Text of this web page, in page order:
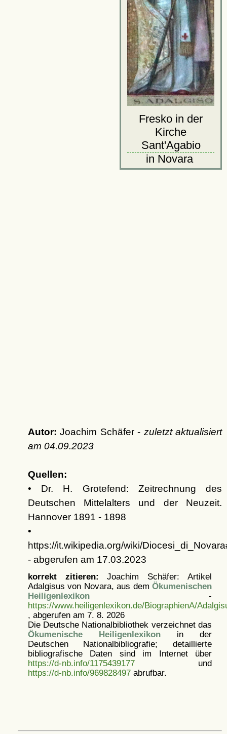
Fresko in der
Kirche
Sant'Agabio
in Novara
Autor: Joachim Schäfer - zuletzt aktualisiert
am 04.09.2023
Quellen:
• Dr. H. Grotefend: Zeitrechnung des
Deutschen Mittelalters und der Neuzeit.
Hannover 1891 - 1898
•
https://it.wikipedia.org/wiki/
- abgerufen am 17.03.2023
korrekt zitieren: Joachim Schäfer: Artikel
Adalgisus von Novara, aus dem Ökumenischen
Heiligenlexikon-
https://www.heiligenlexikon.de/BiographienA/
, abgerufen am 7. 8. 2026
Die Deutsche Nationalbibliothek verzeichnet das
Ökumenische Heiligenlexikonin der
Deutschen Nationalbibliografie; detaillierte
bibliografische Daten sind im Internet über
https://d-nb.info/1175439177und
https://d-nb.info/969828497abrufbar.